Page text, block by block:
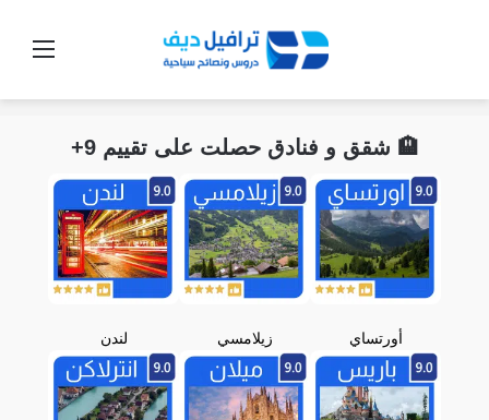
🏨 شقق و فنادق حصلت على تقييم 9+
أورتساي زيلامسي لندن